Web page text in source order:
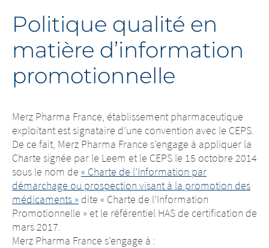
Politique qualité en
matière d’information
promotionnelle
Merz Pharma France, établissement pharmaceutique
exploitant est signataire d’une convention avec le CEPS.
De ce fait, Merz Pharma France s’engage à appliquer la
Charte signée par le Leem et le CEPS le 15 octobre 2014
sous le nom de « Charte de l’Information par
démarchage ou prospection visant à la promotion des
médicaments » dite « Charte de l’Information
Promotionnelle » et le référentiel HAS de certification de
mars 2017.
Merz Pharma France s’engage à :